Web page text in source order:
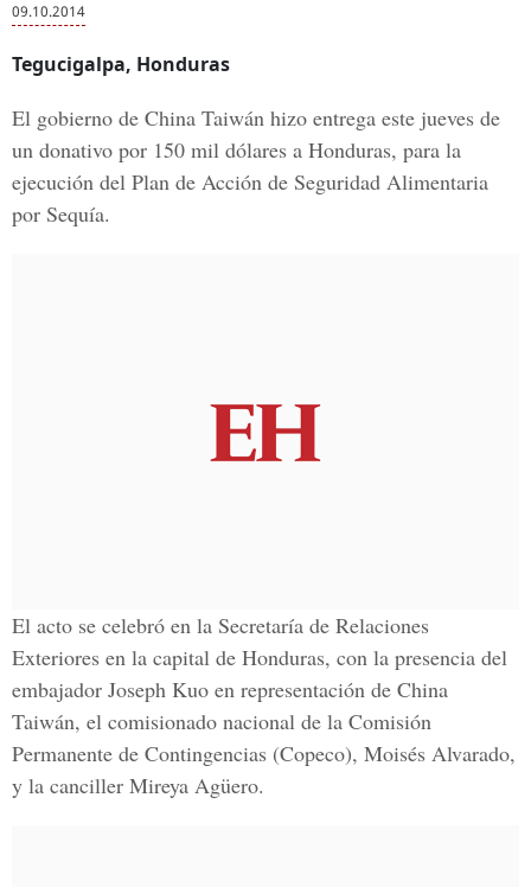
09.10.2014
Tegucigalpa, Honduras
El gobierno de China Taiwán hizo entrega este jueves de
un donativo por 150 mil dólares a Honduras, para la
ejecución del Plan de Acción de Seguridad Alimentaria
por Sequía.
El acto se celebró en la Secretaría de Relaciones
Exteriores en la capital de Honduras, con la presencia del
embajador Joseph Kuo en representación de China
Taiwán, el comisionado nacional de la Comisión
Permanente de Contingencias (Copeco), Moisés Alvarado,
y la canciller Mireya Agüero.